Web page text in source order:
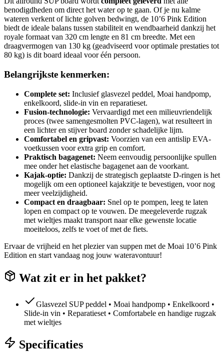
benodigdheden om direct het water op te gaan. Of je nu kalme
wateren verkent of lichte golven bedwingt, de 10’6 Pink Edition
biedt de ideale balans tussen stabiliteit en wendbaarheid dankzij het
royale formaat van 320 cm lengte en 81 cm breedte. Met een
draagvermogen van 130 kg (geadviseerd voor optimale prestaties tot
80 kg) is dit board ideaal voor één persoon.
Belangrijkste kenmerken:
Complete set: Inclusief glasvezel peddel, Moai handpomp,
enkelkoord, slide-in vin en reparatieset.
Fusion-technologie: Vervaardigd met een milieuvriendelijk
proces (twee samengesmolten PVC-lagen), wat resulteert in
een lichter en stijver board zonder schadelijke lijm.
Comfortabel en gripvast: Voorzien van een antislip EVA-
voetkussen voor extra grip en comfort.
Praktisch bagagenet: Neem eenvoudig persoonlijke spullen
mee onder het elastische bagagenet aan de voorkant.
Kajak-optie: Dankzij de strategisch geplaatste D-ringen is het
mogelijk om een optioneel kajakzitje te bevestigen, voor nog
meer veelzijdigheid.
Compact en draagbaar: Snel op te pompen, leeg te laten
lopen en compact op te vouwen. De meegeleverde rugzak
met wieltjes maakt transport naar elke gewenste locatie
moeiteloos, zelfs te voet of met de fiets.
Ervaar de vrijheid en het plezier van suppen met de Moai 10’6 Pink
Edition en start vandaag nog jouw wateravontuur!
Wat zit er in het pakket?
Glasvezel SUP peddel • Moai handpomp • Enkelkoord •
Slide-in vin • Reparatieset • Comfortabele en handige rugzak
met wieltjes
Specificaties